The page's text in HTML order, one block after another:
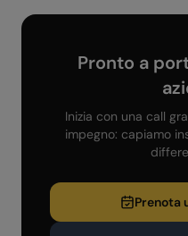
Pronto a
Inizia con una call
impegno: capiamo
Prenota